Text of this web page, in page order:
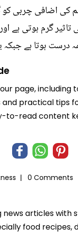
جائیں تو یہ جسم
گرم ہوتی
درست ہوتا ہے
page, including
practical tips
to-read content
| 0 Comments
articles
food recipes,